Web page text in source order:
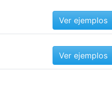
Ver ejemplos
Ver ejemplos